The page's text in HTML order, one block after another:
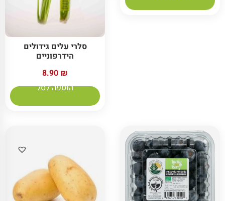
סלרי עלים גידולים
הידרפוניים
8.90 ₪
הוספה לסל